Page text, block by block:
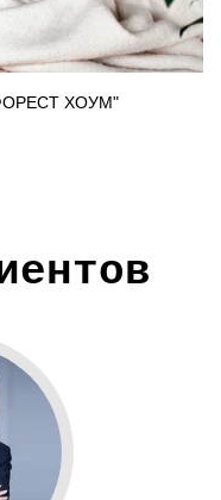
ХОУМ"